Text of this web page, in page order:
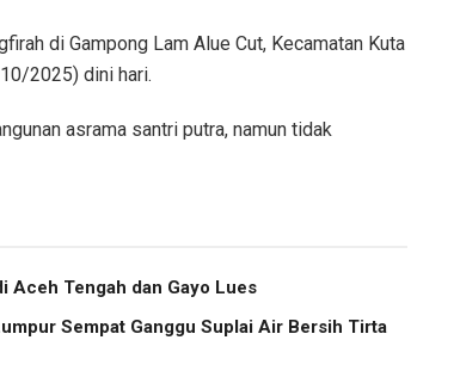
di Gampong Lam Alue Cut, Kecamatan Kuta
2025) dini hari.
asrama santri putra, namun tidak
Aceh Tengah dan Gayo Lues
Sempat Ganggu Suplai Air Bersih Tirta